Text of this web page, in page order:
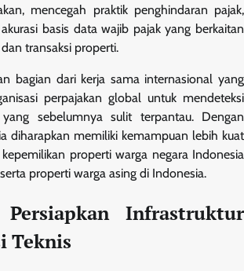
mencegah praktik penghindaran pajak,
basis data wajib pajak yang berkaitan
transaksi properti.
bagian dari kerja sama internasional yang
perpajakan global untuk mendeteksi
sebelumnya sulit terpantau. Dengan
diharapkan memiliki kemampuan lebih kuat
properti warga negara Indonesia
properti warga asing di Indonesia.
Infrastruktur
Teknis